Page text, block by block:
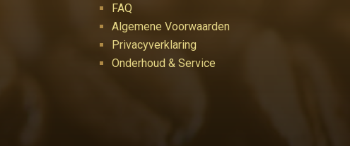
FAQ
Algemene Voorwaarden
Privacyverklaring
Onderhoud & Service